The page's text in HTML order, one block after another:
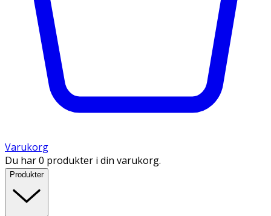
Varukorg
Du har 0 produkter i din varukorg.
Produkter